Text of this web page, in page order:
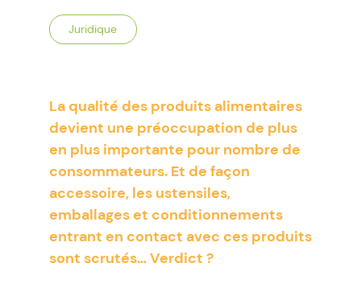
Juridique
La qualité des produits alimentaires
devient une préoccupation de plus
en plus importante pour nombre de
consommateurs. Et de façon
accessoire, les ustensiles,
emballages et conditionnements
entrant en contact avec ces produits
sont scrutés… Verdict ?